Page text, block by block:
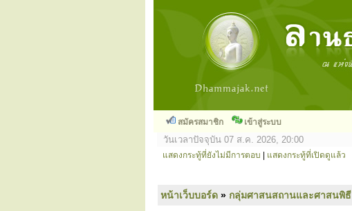
สมัครสมาชิก เข้าสู่ระบบ
วันเวลาปัจจุบัน 07 ส.ค. 2026, 20:00
แสดงกระทู้ที่ยังไม่มีการตอบ แสดงกระทู้ที่เปิดดูแล้ว
หน้าเว็บบอร์ด » กลุ่มศาสนสถานและศาสนพิธี